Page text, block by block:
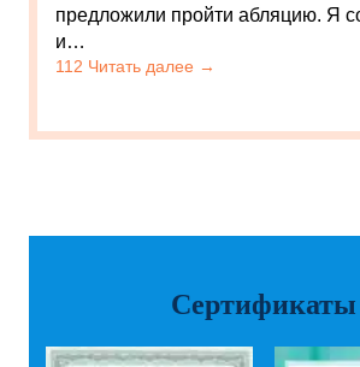
предложили пройти абляцию. Я
и…
112 Читать далее →
Сертификаты